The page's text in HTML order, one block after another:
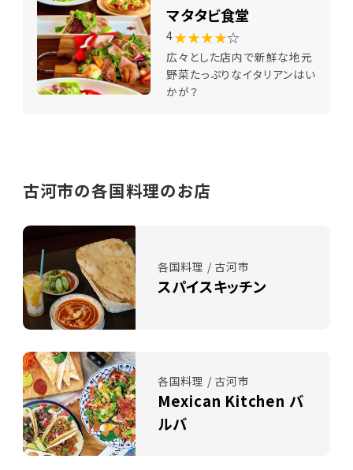
マタタビ食堂
4★★★★☆
広々とした店内で新鮮な地元
野菜たっぷりなイタリアンはい
かが？
古河市の各国料理のお店
各国料理 / 古河市
スパイスキッチン
各国料理 / 古河市
Mexican Kitchen バ
ルバ